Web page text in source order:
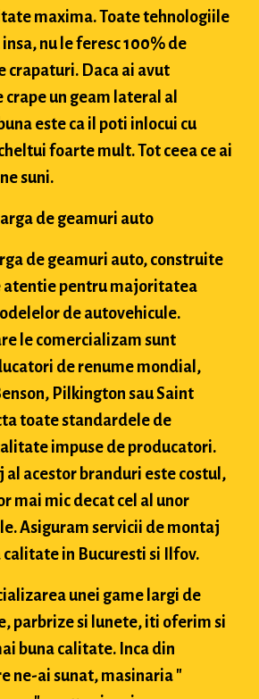
maxima. Toate tehnologiile
nu le feresc 100% de
crapaturi. Daca ai avut
crape un geam lateral al
este ca il poti inlocui cu
foarte mult. Tot ceea ce ai
suni.
de geamuri auto
de geamuri auto, construite
atentie pentru majoritatea
de autovehicule.
le comercializam sunt
de renume mondial,
Pilkington sau Saint
toate standardele de
impuse de producatori.
al acestor branduri este costul,
mai mic decat cel al unor
Asiguram servicii de montaj
calitate in Bucuresti si Ilfov.
unei game largi de
parbrize si lunete, iti oferim si
buna calitate. Inca din
ne-ai sunat, masinaria "